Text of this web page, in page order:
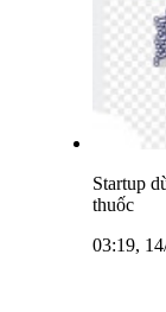
Startup
thuốc
03:19,